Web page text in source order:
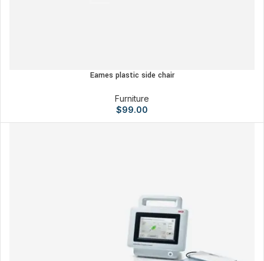
Eames plastic side chair
Furniture
$99.00